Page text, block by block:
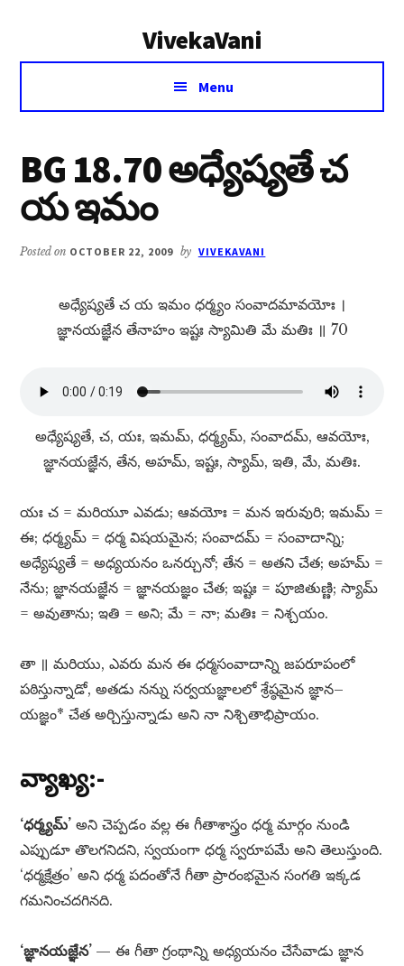
VivekaVani
Voice
Vivekananda
Menu
BG 18.70 అధ్యేష్యతే చ
య ఇమం
Posted on OCTOBER 22, 2009 by VIVEKAVANI
అధ్యేష్యతే చ య ఇమం ధర్మ్యం సంవాదమావయోః ।
జ్ఞానయజ్ఞేన తేనాహం ఇష్టః స్యామితి మే మతిః ॥ 70
అధ్యేష్యతే, చ, యః, ఇమమ్​, ధర్మ్యమ్​, సంవాదమ్​, ఆవయోః,
జ్ఞానయజ్ఞేన, తేన, అహమ్​, ఇష్టః, స్యామ్​, ఇతి, మే, మతిః.
యః చ = మరియూ ఎవడు; ఆవయోః = మన ఇరువురి; ఇమమ్​ =
ఈ; ధర్మ్యమ్​ = ధర్మ విషయమైన; సంవాదమ్​ = సంవాదాన్ని;
అధ్యేష్యతే = అధ్యయనం ఒనర్చునో; తేన = అతని చేత; అహమ్​ =
నేను; జ్ఞానయజ్ఞేన = జ్ఞానయజ్ఞం చేత; ఇష్టః = పూజితుణ్ణి; స్యామ్​
= అవుతాను; ఇతి = అని; మే = నా; మతిః = నిశ్చయం.
తా ॥ మరియు, ఎవరు మన ఈ ధర్మసంవాదాన్ని జపరూపంలో
పఠిస్తున్నాడో, అతడు నన్ను సర్వయజ్ఞాలలో శ్రేష్ఠమైన జ్ఞాన–
యజ్ఞం* చేత అర్చిస్తున్నాడు అని నా నిశ్చితాభిప్రాయం.
వ్యాఖ్య:-
‘ధర్మ్యమ్’ అని చెప్పడం వల్ల ఈ గీతాశాస్త్రం ధర్మ మార్గం నుండి
ఎప్పుడూ తొలగనిదని, స్వయంగా ధర్మ స్వరూపమే అని తెలుస్తుంది.
‘ధర్మక్షేత్రం’ అని ధర్మ పదంతోనే గీతా ప్రారంభమైన సంగతి ఇక్కడ
గమనించదగినది.
‘జ్ఞానయజ్ఞేన’ — ఈ గీతా గ్రంథాన్ని అధ్యయనం చేసేవాడు జ్ఞాన